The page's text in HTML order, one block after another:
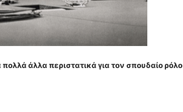
άλλα περιστατικά για τον σπουδαίο ρόλο